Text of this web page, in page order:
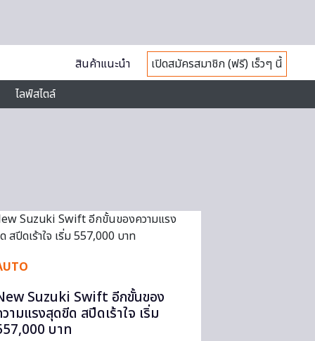
สินค้าแนะนำ
เปิดสมัครสมาชิก (ฟรี) เร็วๆ นี้
ไลฟ์สไตล์
Suzuki Swift อีกขั้นของ
ามแรงสุดขีด สปีดเร้าใจ เริ่ม
บาท